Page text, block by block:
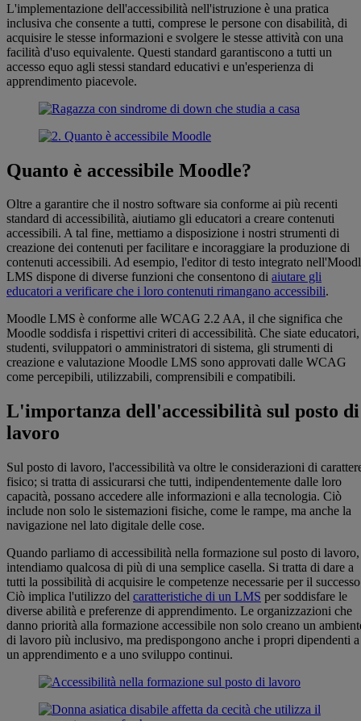
L'implementazione dell'accessibilità nell'istruzione è una pratica
inclusiva che consente a tutti, comprese le persone con disabilità, di
acquisire le stesse informazioni e svolgere le stesse attività con una
facilità d'uso equivalente. Questi standard garantiscono a tutti un
accesso equo agli stessi standard educativi e un'esperienza di
apprendimento piacevole.
Quanto è accessibile Moodle?
Oltre a garantire che il nostro software sia conforme ai più recenti
standard di accessibilità, aiutiamo gli educatori a creare contenuti
accessibili. A tal fine, mettiamo a disposizione i nostri strumenti di
creazione dei contenuti per facilitare e incoraggiare la produzione di
contenuti accessibili. Ad esempio, l'editor di testo integrato
LMS dispone di diverse funzioni che consentono di aiutare gli
educatori a verificare che i loro contenuti rimangano accessibili.
Moodle LMS è conforme alle WCAG 2.2 AA, il che significa che
Moodle soddisfa i rispettivi criteri di accessibilità. Che siate educatori,
studenti, sviluppatori o amministratori di sistema, gli strumenti di
creazione e valutazione Moodle LMS sono approvati dalle WCAG
come percepibili, utilizzabili, comprensibili e compatibili.
L'importanza dell'accessibilità sul posto di
lavoro
Sul posto di lavoro, l'accessibilità va oltre le considerazioni di
fisico; si tratta di assicurarsi che tutti, indipendentemente dalle loro
capacità, possano accedere alle informazioni e alla tecnologia. Ciò
include non solo le sistemazioni fisiche, come le rampe, ma anche la
navigazione nel lato digitale delle cose.
Quando parliamo di accessibilità nella formazione sul posto di lavoro,
intendiamo qualcosa di più di una semplice casella. Si tratta di dare a
tutti la possibilità di acquisire le competenze necessarie per il
Ciò implica l'utilizzo del caratteristiche di un LMS per soddisfare le
diverse abilità e preferenze di apprendimento. Le organizzazioni che
danno priorità alla formazione accessibile non solo creano un
di lavoro più inclusivo, ma predispongono anche i propri dipendenti a
un apprendimento e a uno sviluppo continui.